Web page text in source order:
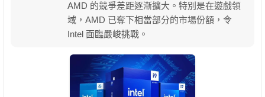
AMD 的競爭差距逐漸擴大。特別是在遊戲領
域，AMD 已奪下相當部分的市場份額，令
Intel 面臨嚴峻挑戰。